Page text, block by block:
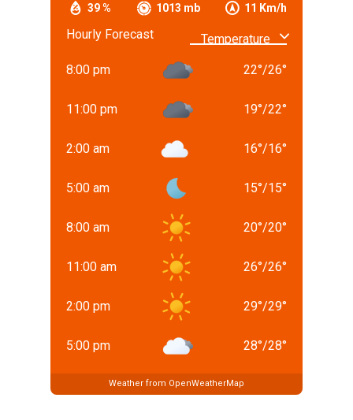
39 % 1013 mb 11 Km/h
Hourly Forecast
8:00 pm 22°/26°
11:00 pm 19°/22°
2:00 am 16°/16°
5:00 am 15°/15°
8:00 am 20°/20°
11:00 am 26°/26°
2:00 pm 29°/29°
5:00 pm 28°/28°
Weather from OpenWeatherMap